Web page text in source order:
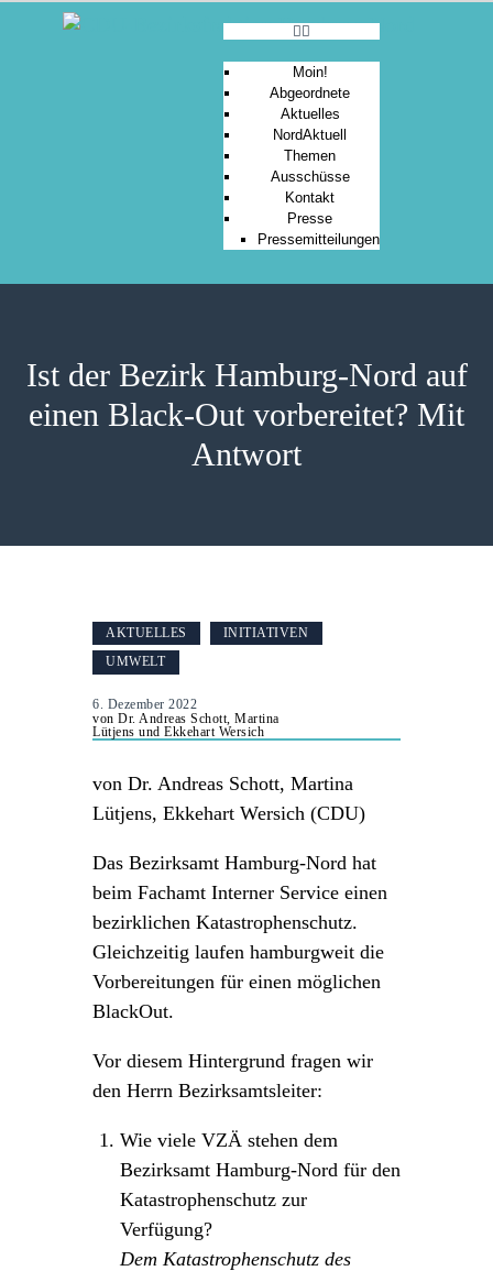
Moin!
Abgeordnete
Aktuelles
NordAktuell
Themen
Ausschüsse
Kontakt
Presse
Pressemitteilungen
Ist der Bezirk Hamburg-Nord auf
einen Black-Out vorbereitet? Mit
Antwort
ABGEORDNETE
NORDAKTUELL
AKTUELLES
INITIATIVEN
UMWELT
6. Dezember 2022
von Dr. Andreas Schott, Martina
Lütjens und Ekkehart Wersich
von Dr. Andreas Schott, Martina
Lütjens, Ekkehart Wersich (CDU)
Das Bezirksamt Hamburg-Nord hat
beim Fachamt Interner Service einen
bezirklichen Katastrophenschutz.
Gleichzeitig laufen hamburgweit die
Vorbereitungen für einen möglichen
BlackOut.
Vor diesem Hintergrund fragen wir
den Herrn Bezirksamtsleiter:
Wie viele VZÄ stehen dem
Bezirksamt Hamburg-Nord für den
Katastrophenschutz zur
Verfügung?
Dem Katastrophenschutz des